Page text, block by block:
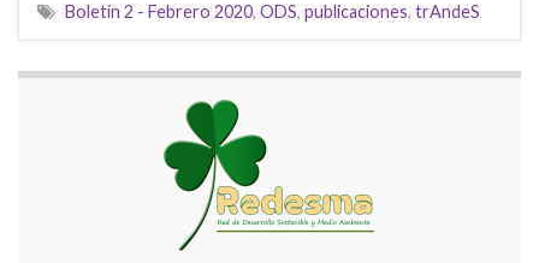
Boletín 2 - Febrero 2020, ODS, publicaciones, trAndeS